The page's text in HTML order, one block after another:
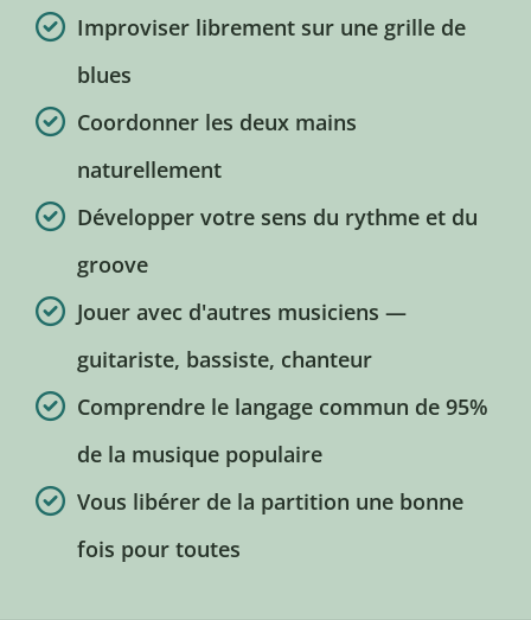
Improviser librement sur une grille de
blues
Coordonner les deux mains
naturellement
Développer votre sens du rythme et du
groove
Jouer avec d'autres musiciens —
guitariste, bassiste, chanteur
Comprendre le langage commun de 95%
de la musique populaire
Vous libérer de la partition une bonne
fois pour toutes